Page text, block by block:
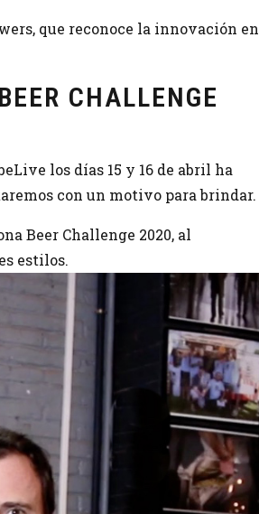
que reconoce la innovación en
CHALLENGE
los días 15 y 16 de abril ha
con un motivo para brindar.
Beer Challenge 2020, al
estilos.